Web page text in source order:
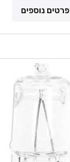
פרטים נוספים